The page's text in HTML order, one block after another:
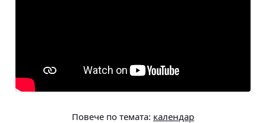
Повече по темата: календар